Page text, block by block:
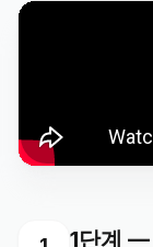
1단계 —